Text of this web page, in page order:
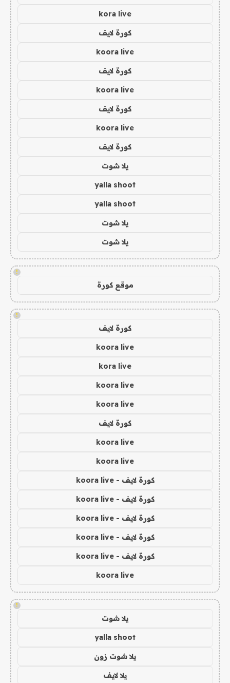
kora live
كورة لايف
koora live
كورة لايف
koora live
كورة لايف
koora live
كورة لايف
يلا شوت
yalla shoot
yalla shoot
يلا شوت
يلا شوت
!
موقع كورة
!
كورة لايف
koora live
kora live
koora live
koora live
كورة لايف
koora live
koora live
كورة لايف - koora live
كورة لايف - koora live
كورة لايف - koora live
كورة لايف - koora live
كورة لايف - koora live
koora live
!
يلا شوت
yalla shoot
يلا شوت زون
يلا لايف